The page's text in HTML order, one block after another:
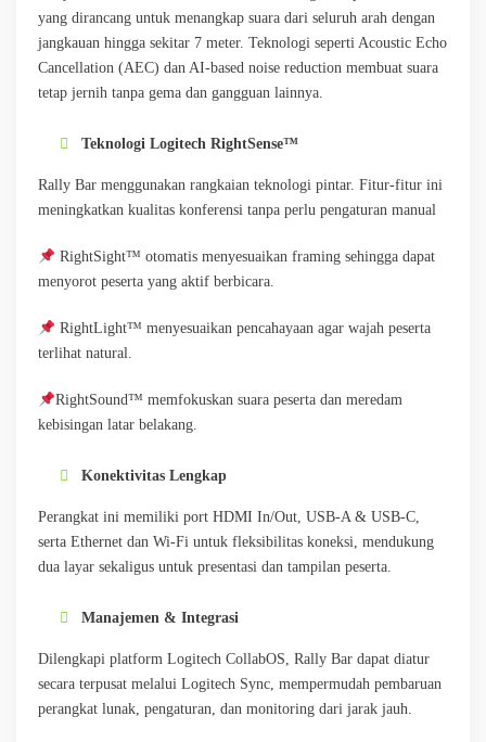
yang dirancang untuk menangkap suara dari seluruh arah dengan
jangkauan hingga sekitar 7 meter. Teknologi seperti Acoustic Echo
Cancellation (AEC) dan AI-based noise reduction membuat suara
tetap jernih tanpa gema dan gangguan lainnya.
Teknologi Logitech RightSense™
Rally Bar menggunakan rangkaian teknologi pintar. Fitur-fitur ini
meningkatkan kualitas konferensi tanpa perlu pengaturan manual
RightSight™ otomatis menyesuaikan framing sehingga dapat
menyorot peserta yang aktif berbicara.
RightLight™ menyesuaikan pencahayaan agar wajah peserta
terlihat natural.
RightSound™ memfokuskan suara peserta dan meredam
kebisingan latar belakang.
Konektivitas Lengkap
Perangkat ini memiliki port HDMI In/Out, USB-A & USB-C,
serta Ethernet dan Wi-Fi untuk fleksibilitas koneksi, mendukung
dua layar sekaligus untuk presentasi dan tampilan peserta.
Manajemen & Integrasi
Dilengkapi platform Logitech CollabOS, Rally Bar dapat diatur
secara terpusat melalui Logitech Sync, mempermudah pembaruan
perangkat lunak, pengaturan, dan monitoring dari jarak jauh.